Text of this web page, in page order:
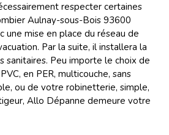
respecter certaines
Aulnay-sous-Bois 93600
une mise en place du réseau de
Par la suite, il installera la
sanitaires. Peu importe le choix de
en PER, multicouche, sans
ou de votre robinetterie, simple,
Allo Dépanne demeure votre